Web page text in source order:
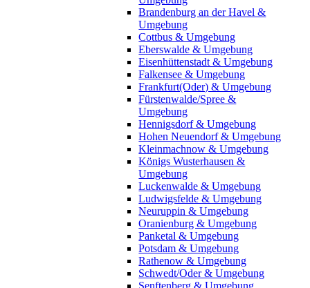
Brandenburg an der Havel &
Umgebung
Cottbus & Umgebung
Eberswalde & Umgebung
Eisenhüttenstadt & Umgebung
Falkensee & Umgebung
Frankfurt(Oder) & Umgebung
Fürstenwalde/Spree &
Umgebung
Hennigsdorf & Umgebung
Hohen Neuendorf & Umgebung
Kleinmachnow & Umgebung
Königs Wusterhausen &
Umgebung
Luckenwalde & Umgebung
Ludwigsfelde & Umgebung
Neuruppin & Umgebung
Oranienburg & Umgebung
Panketal & Umgebung
Potsdam & Umgebung
Rathenow & Umgebung
Schwedt/Oder & Umgebung
Senftenberg & Umgebung